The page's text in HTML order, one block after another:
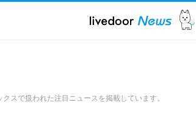
スで扱われた注目ニュースを掲載しています。